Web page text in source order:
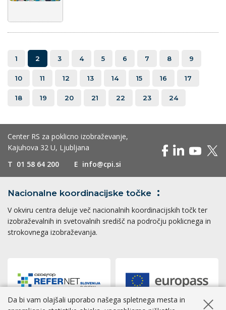
1 2 3 4 5 6 7 8 9
10 11 12 13 14 15 16 17
18 19 20 21 22 23 24
Center RS za poklicno izobraževanje,
Kajuhova 32 U, Ljubljana
T 01 58 64 200 E info@cpi.si
Nacionalne koordinacijske točke
V okviru centra deluje več nacionalnih koordinacijskih točk ter
izobraževalnih in svetovalnih središč na področju poklicnega in
strokovnega izobraževanja.
Da bi vam olajšali uporabo našega spletnega mesta in